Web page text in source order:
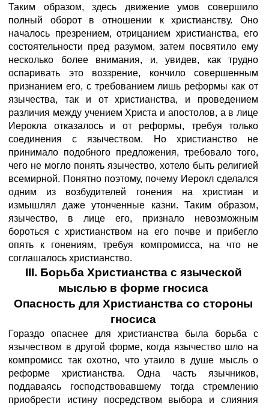
Таким образом, здесь движение умов совершило
полный оборот в отношении к христианству. Оно
началось презрением, отрицанием христианства, его
состоятельности пред разумом, затем посвятило ему
несколько более внимания, и, увидев, как трудно
оспаривать это воззрение, кончило совершенным
признанием его, с требованием лишь реформы как от
язычества, так и от христианства, и проведением
различия между учением Христа и апостолов, а в лице
Иерокла отказалось и от реформы, требуя только
соединения с язычеством. Но христианство не
принимало подобного предложения, требовало того,
чего не могло понять язычество, хотело быть религией
всемирной. Понятно поэтому, почему Иерокл сделался
одним из возбудителей гонения на христиан и
измышлял даже утонченные казни. Таким образом,
язычество, в лице его, признало невозможным
бороться с христианством на его почве и прибегло
опять к гонениям, требуя компромисса, на что не
соглашалось христианство.
III. Борьба Христианства с языческой
мыслью в форме гносиса
Опасность для Христианства со стороны
гносиса
Гораздо опаснее для христианства была борьба с
язычеством в другой форме, когда язычество шло на
компромисс так охотно, что утаило в душе мысль о
реформе христианства. Одна часть язычников,
поддаваясь господствовавшему тогда стремлению
приобрести истину посредством выбора и слияния